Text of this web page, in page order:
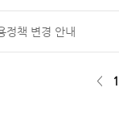
정책 변경 안내
< 1